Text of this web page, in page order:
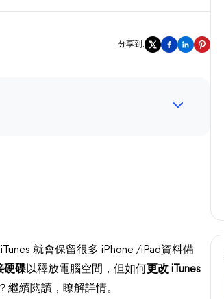
分享到:
就會保留很多 iPhone /iPad資料備
硬碟以釋放電腦空間，但如何 更改 iTunes
繼續閲讀，瞭解詳情。